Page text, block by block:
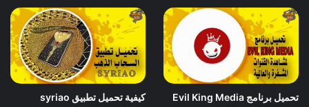
تحميل برنامج Evil King Media
كيفية تحميل تطبيق syriao